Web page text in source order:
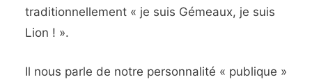
traditionnellement « je suis Gémeaux, je suis
Lion ! ».
Il nous parle de notre personnalité « publique »